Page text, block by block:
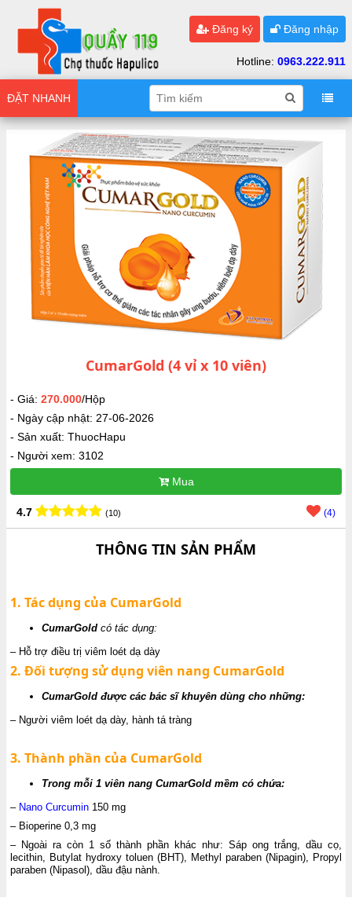
Đăng ký Đăng nhập
Hotline: 0963.222.911
ĐẶT NHANH
CumarGold (4 vỉ x 10 viên)
- Giá: 270.000/Hộp
- Ngày cập nhật: 27-06-2026
- Sản xuất: ThuocHapu
- Người xem: 3102
Mua
4.7 (10) (4)
THÔNG TIN SẢN PHẨM
1. Tác dụng của CumarGold
CumarGold có tác dụng:
– Hỗ trợ điều trị viêm loét dạ dày
2. Đối tượng sử dụng viên nang CumarGold
CumarGold được các bác sĩ khuyên dùng cho những:
– Người viêm loét dạ dày, hành tá tràng
3. Thành phần của CumarGold
Trong mỗi 1 viên nang CumarGold mềm có chứa:
– Nano Curcumin 150 mg
– Bioperine 0,3 mg
– Ngoài ra còn 1 số thành phần khác như: Sáp ong trắng, dầu cọ,
lecithin, Butylat hydroxy toluen (BHT), Methyl paraben (Nipagin), Propyl
paraben (Nipasol), dầu đậu nành.